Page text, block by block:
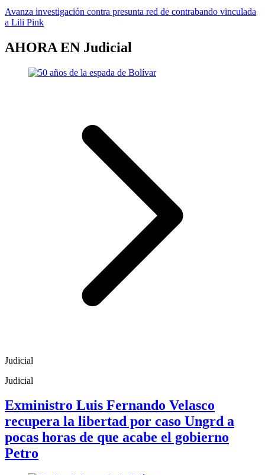
Avanza investigación contra presunta red de contrabando vinculada
a Lili Pink
AHORA EN Judicial
Judicial
Judicial
Exministro Luis Fernando Velasco
recupera la libertad por caso Ungrd a
pocas horas de que acabe el gobierno
Petro